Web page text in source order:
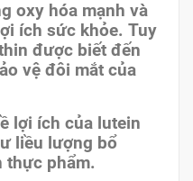
oxy hóa mạnh và
ích sức khỏe. Tuy
được biết đến
vệ đôi mắt của
lợi ích của lutein
liều lượng bổ
thực phẩm.